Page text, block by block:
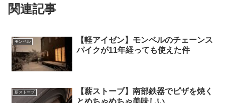
関連記事
モンベル
【軽アイゼン】モンベルのチェーンス
パイクが11年経っても使えた件
薪ストーブ
【薪ストーブ】南部鉄器でピザを焼く
とめちゃめちゃ美味しい